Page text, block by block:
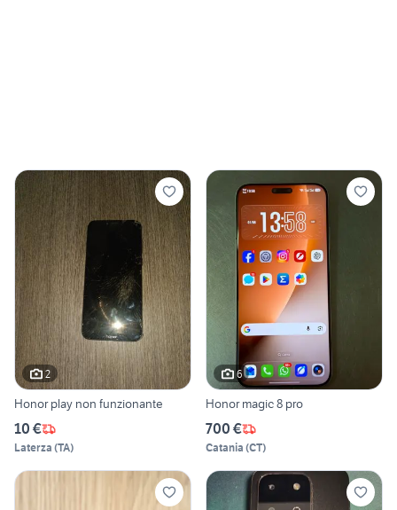
2
Honor play non funzionante
10 €
Laterza (TA)
6
Honor magic 8 pro
700 €
Catania (CT)